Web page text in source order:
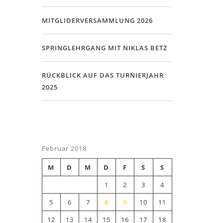
MITGLIDERVERSAMMLUNG 2026
SPRINGLEHRGANG MIT NIKLAS BETZ
RÜCKBLICK AUF DAS TURNIERJAHR
2025
Februar 2018
M D M D F S
S
1
2 3
4
5
6 7 8 9 10
11
12
13 14 15 16 17
18